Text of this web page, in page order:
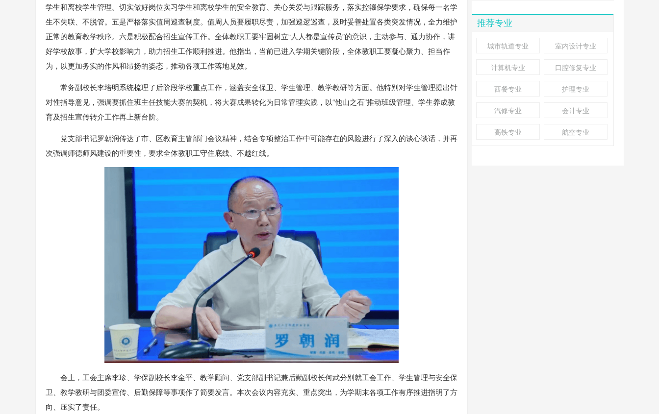
学生和离校学生管理。切实做好岗位实习学生和离校学生的安全教育、关心关爱与跟踪服务，落实控辍保学要求，确保每一名学
生不失联、不脱管。五是严格落实值周巡查制度。值周人员要履职尽责，加强巡逻巡查，及时妥善处置各类突发情况，全力维护
正常的教育教学秩序。六是积极配合招生宣传工作。全体教职工要牢固树立“人人都是宣传员”的意识，主动参与、通力协作，讲
好学校故事，扩大学校影响力，助力招生工作顺利推进。他指出，当前已进入学期关键阶段，全体教职工要凝心聚力、担当作
为，以更加务实的作风和昂扬的姿态，推动各项工作落地见效。
常务副校长李培明系统梳理了后阶段学校重点工作，涵盖安全保卫、学生管理、教学教研等方面。他特别对学生管理提出针
对性指导意见，强调要抓住班主任技能大赛的契机，将大赛成果转化为日常管理实践，以“他山之石”推动班级管理、学生养成教
育及招生宣传转介工作再上新台阶。
党支部书记罗朝润传达了市、区教育主管部门会议精神，结合专项整治工作中可能存在的风险进行了深入的谈心谈话，并再
次强调师德师风建设的重要性，要求全体教职工守住底线、不越红线。
会上，工会主席李珍、学保副校长李金平、教学顾问、党支部副书记兼后勤副校长何武分别就工会工作、学生管理与安全保
卫、教学教研与团委宣传、后勤保障等事项作了简要发言。本次会议内容充实、重点突出，为学期末各项工作有序推进指明了方
向、压实了责任。
推荐专业
城市轨道专业 室内设计专业
计算机专业 口腔修复专业
西餐专业 护理专业
汽修专业 会计专业
高铁专业 航空专业